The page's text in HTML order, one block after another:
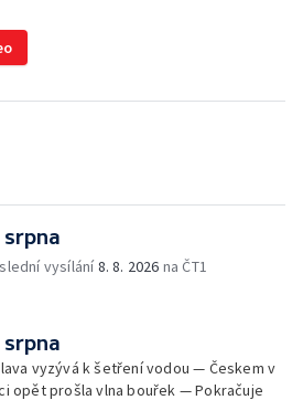
srpna
vysílání8. 8. 2026 na ČT1
srpna
vyzývá k šetření vodou — Českem v
opět prošla vlna bouřek — Pokračuje